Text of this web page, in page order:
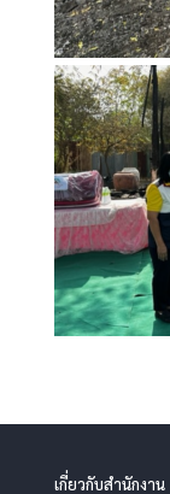
เกี่ยวกับสำนักงาน